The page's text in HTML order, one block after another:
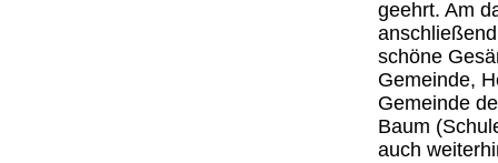
geehrt. Am
schöne
Gemeinde,
Gemeinde
Baum
auch